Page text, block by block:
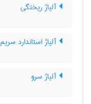
آلیاژ ریختگی
آلیاژ استاندارد سریم
آلیاژ سرو